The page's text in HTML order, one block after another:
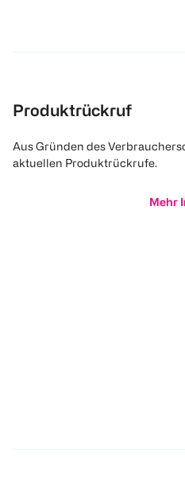
Produktrückruf
Aus Gründen des
aktuellen Produktrückrufe.
Mehr